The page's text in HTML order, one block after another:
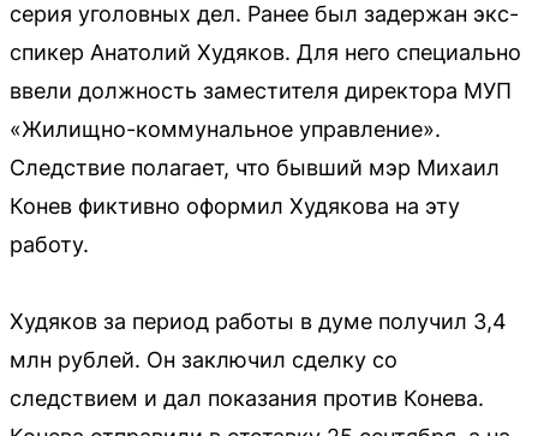
серия уголовных дел. Ранее был задержан экс-
спикер Анатолий Худяков. Для него специально
ввели должность заместителя директора МУП
«Жилищно-коммунальное управление».
Следствие полагает, что бывший мэр Михаил
Конев фиктивно оформил Худякова на эту
работу.
Худяков за период работы в думе получил 3,4
млн рублей. Он заключил сделку со
следствием и дал показания против Конева.